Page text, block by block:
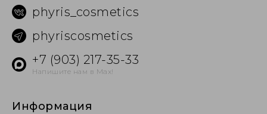
phyris_cosmetics
phyriscosmetics
+7 (903) 217-35-33
Напишите нам в Max!
Информация